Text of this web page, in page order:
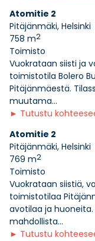
Atomitie 2
Pitäjänmäki, Helsinki
758 m2
Toimisto
Vuokrataan siisti ja
toimistotila Bolero
Pitäjänmäestä.
muutama...
► Tutustu
Atomitie 2
Pitäjänmäki, Helsinki
769 m2
Toimisto
Vuokrataan siistiä,
toimistotilaa
avotilaa ja huoneita.
mahdollista...
► Tutustu